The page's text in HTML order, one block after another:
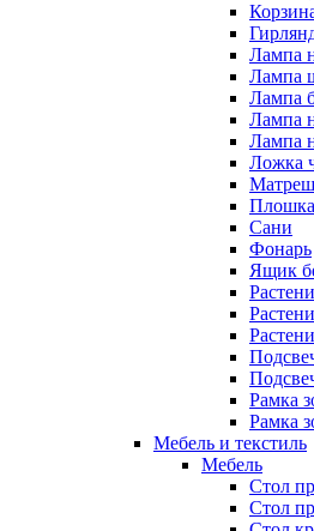
Лампа
Лампа
Лампа
Лампа
Лампа
Ложка
Сани
Фонарь
Ящик
Рамка
Рамка
Мебель и текстиль
Мебель
Стол
Стол